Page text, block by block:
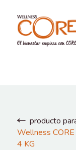
producto
Wellness
4 KG